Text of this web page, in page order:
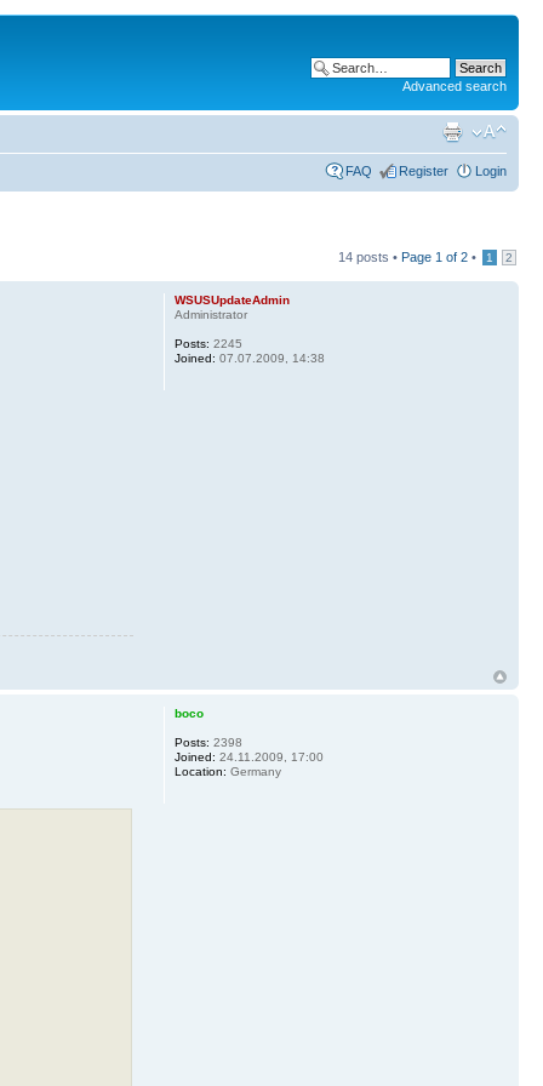
Advanced search
FAQ Register Login
14 posts • Page 1 of 2 • 1 2
WSUSUpdateAdmin
Administrator
Posts: 2245
Joined: 07.07.2009, 14:38
boco
Posts: 2398
Joined: 24.11.2009, 17:00
Location: Germany